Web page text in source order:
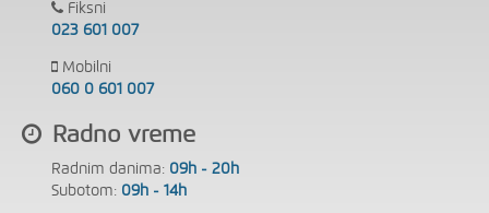
Fiksni
023 601 007
Mobilni
060 0 601 007
Radno vreme
Radnim danima: 09h - 20h
Subotom: 09h - 14h